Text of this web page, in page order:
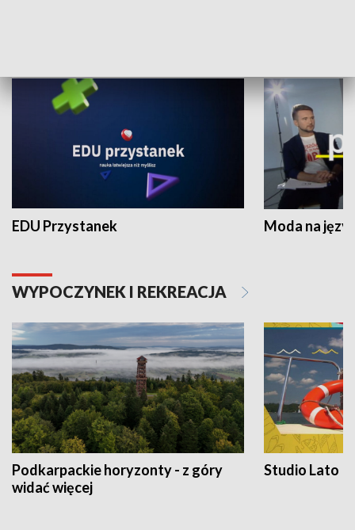
EDU Przystanek Moda na
WYPOCZYNEK I REKREACJA
Podkarpackie horyzonty - z góry
widać więcej
Studio Lato